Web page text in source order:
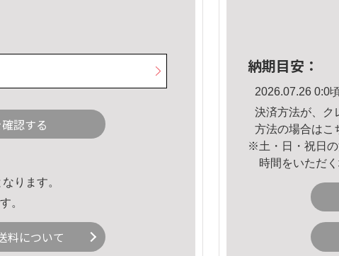
認する
ります。
。
料について
納期目安：
2026.07.26 0:0
決済方法が、ク
方法の場合はこ
※土・日・祝日
時間をいただ